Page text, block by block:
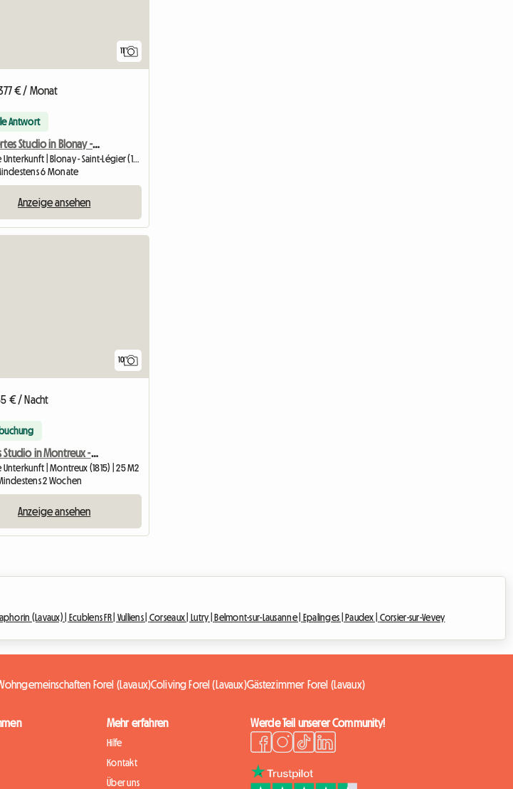
€ / Monat
Antwort
Möbliertes Studio in Blonay - Saint-Légier
Gesamte Unterkunft | Blonay - Saint-Légier (1806) | 24 M2
6 Monate
Anzeige ansehen
10
€ / Nacht
Großes Studio in Montreux - Renoviert, möbliert - Alle Gebühren
Unterkunft | Montreux (1815) | 25 M2
2 Wochen
Anzeige ansehen
(Lavaux) | Ecublens FR | Vulliens | Corseaux | Lutry |Belmont-sur-Lausanne | Epalinges |Paudex | Corsier-sur-Vevey
Forel (Lavaux)Coliving Forel (Lavaux)Gästezimmer Forel (Lavaux)
Mehr erfahren
Hilfe
Kontakt
Über uns
Werde Teil unserer Community!